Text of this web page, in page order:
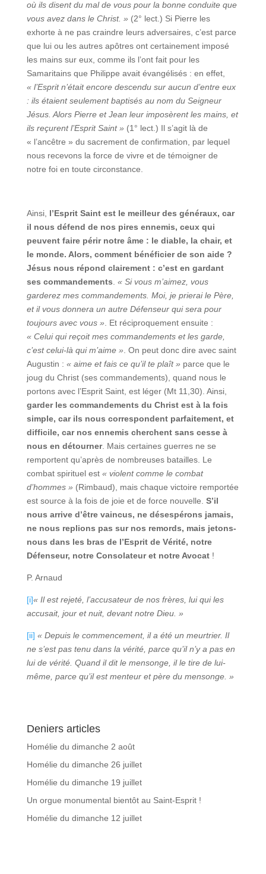
où ils disent du mal de vous pour la bonne conduite que
vous avez dans le Christ. » (2° lect.) Si Pierre les
exhorte à ne pas craindre leurs adversaires, c’est parce
que lui ou les autres apôtres ont certainement imposé
les mains sur eux, comme ils l’ont fait pour les
Samaritains que Philippe avait évangélisés : en effet,
« l’Esprit n’était encore descendu sur aucun d’entre eux
: ils étaient seulement baptisés au nom du Seigneur
Jésus. Alors Pierre et Jean leur imposèrent les mains, et
ils reçurent l’Esprit Saint » (1° lect.) Il s’agit là de
« l’ancêtre » du sacrement de confirmation, par lequel
nous recevons la force de vivre et de témoigner de
notre foi en toute circonstance.
Ainsi, l’Esprit Saint est le meilleur des généraux, car
il nous défend de nos pires ennemis, ceux qui
peuvent faire périr notre âme : le diable, la chair, et
le monde. Alors, comment bénéficier de son aide ?
Jésus nous répond clairement : c’est en gardant
ses commandements « Si vous m’aimez, vous
garderez mes commandements. Moi, je prierai le Père,
et il vous donnera un autre Défenseur qui sera pour
toujours avec vous » . Et réciproquement ensuite :
« Celui qui reçoit mes commandements et les garde,
c’est celui-là qui m’aime » . On peut donc dire avec saint
Augustin : « aime et fais ce qu’il te plaît » parce que le
joug du Christ (ses commandements), quand nous le
portons avec l’Esprit Saint, est léger (Mt 11,30). Ainsi,
garder les commandements du Christ est à la fois
simple, car ils nous correspondent parfaitement, et
difficile, car nos ennemis cherchent sans cesse à
nous en détourner. Mais certaines guerres ne se
remportent qu’après de nombreuses batailles. Le
combat spirituel est « violent comme le combat
d’hommes » (Rimbaud), mais chaque victoire remportée
est source à la fois de joie et de force nouvelle. S’il
nous arrive d’être vaincus, ne désespérons jamais,
ne nous replions pas sur nos remords, mais jetons-
nous dans les bras de l’Esprit de Vérité, notre
Défenseur, notre Consolateur et notre Avocat!
P. Arnaud
[i]« Il est rejeté, l’accusateur de nos frères, lui qui les
accusait, jour et nuit, devant notre Dieu. »
[ii] « Depuis le commencement, il a été un meurtrier. Il
ne s’est pas tenu dans la vérité, parce qu’il n’y a pas en
lui de vérité. Quand il dit le mensonge, il le tire de lui-
même, parce qu’il est menteur et père du mensonge. »
Deniers articles
Homélie du dimanche 2 août
Homélie du dimanche 26 juillet
Homélie du dimanche 19 juillet
Un orgue monumental bientôt au Saint-Esprit !
Homélie du dimanche 12 juillet